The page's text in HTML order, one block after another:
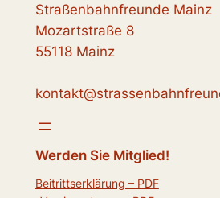
Straßenbahnfreunde Mainz
Mozartstraße 8
55118 Mainz
Werden Sie Mitglied!
Beitrittserklärung – PDF